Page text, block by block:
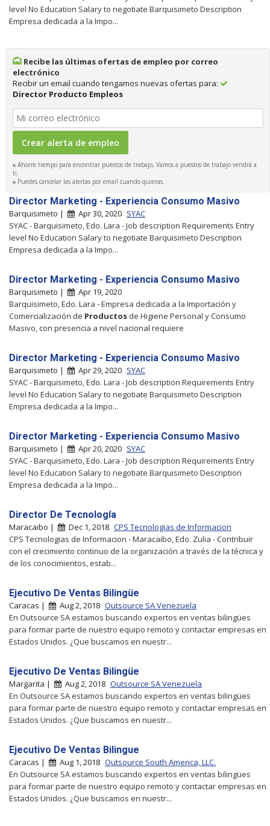
level No Education Salary to negotiate Barquisimeto Description
Empresa dedicada a la Impo...
Recibe las últimas ofertas de empleo por correo
electrónico
Recibir un email cuando tengamos nuevas ofertas para:
Director Producto Empleos
Ahorre tiempo para encontrar puestos de trabajo, Vamos a puestos de trabajo vendrá a
ti.
Puedes cancelar las alertas por email cuando quieras.
Director Marketing - Experiencia Consumo Masivo
Barquisimeto | Apr 30, 2020 SYAC
SYAC - Barquisimeto, Edo. Lara - Job description Requirements Entry
level No Education Salary to negotiate Barquisimeto Description
Empresa dedicada a la Impo...
Director Marketing - Experiencia Consumo Masivo
Barquisimeto |
Apr 19, 2020
Barquisimeto, Edo. Lara - Empresa dedicada a la Importación y
Comercialización de Productos de Higiene Personal y Consumo
Masivo, con presencia a nivel nacional requiere
Director Marketing - Experiencia Consumo Masivo
Barquisimeto | Apr 29, 2020 SYAC
SYAC - Barquisimeto, Edo. Lara - Job description Requirements Entry
level No Education Salary to negotiate Barquisimeto Description
Empresa dedicada a la Impo...
Director Marketing - Experiencia Consumo Masivo
Barquisimeto | Apr 20, 2020 SYAC
SYAC - Barquisimeto, Edo. Lara - Job description Requirements Entry
level No Education Salary to negotiate Barquisimeto Description
Empresa dedicada a la Impo...
Director De Tecnología
Maracaibo | Dec 1, 2018 CPS Tecnologias de Informacion
CPS Tecnologias de Informacion - Maracaibo, Edo. Zulia - Contribuir
con el crecimiento continuo de la organización a través de la técnica y
de los conocimientos, estab...
Ejecutivo De Ventas Bilingüe
Caracas | Aug 2, 2018 Outsource SA Venezuela
En Outsource SA estamos buscando expertos en ventas bilingües
para formar parte de nuestro equipo remoto y contactar empresas en
Estados Unidos. ¿Que buscamos en nuestr...
Ejecutivo De Ventas Bilingüe
Margarita | Aug 2, 2018 Outsource SA Venezuela
En Outsource SA estamos buscando expertos en ventas bilingües
para formar parte de nuestro equipo remoto y contactar empresas en
Estados Unidos. ¿Que buscamos en nuestr...
Ejecutivo De Ventas Bilingue
Caracas | Aug 1, 2018 Outsource South America, LLC.
En Outsource SA estamos buscando expertos en ventas bilingües
para formar parte de nuestro equipo remoto y contactar empresas en
Estados Unidos. ¿Que buscamos en nuestr...